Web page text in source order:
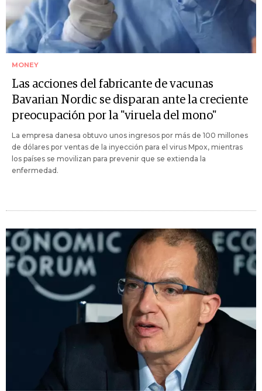
MONEY
Las acciones del fabricante de vacunas
Bavarian Nordic se disparan ante la creciente
preocupación por la "viruela del mono"
La empresa danesa obtuvo unos ingresos por más de 100 millones
de dólares por ventas de la inyección para el virus Mpox, mientras
los países se movilizan para prevenir que se extienda la
enfermedad.